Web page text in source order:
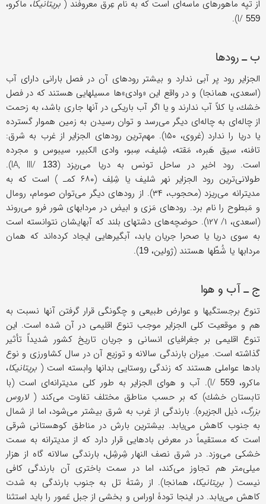
از تپه ماهورهای ماسه‌ای است كه به نام عِرق معروفند ( بریتانیكا، ماكرو،
I/ 559
).
ب ـ رودها
الجزایر رود پر آبی ندارد و بیشتر رودهای آن در فصل بارانی دارای آب
(اسعدی، همانجا) و در واقع این «وادی»ها مسیلهایی هستند كه در فصل
خشك، یا كلاً آب ندارند و یا اگر آب باریكی در آنها جاری باشد، به زحمت
از چاله‌ای به چاله‌ای دیگر می‌رسد و توان رسیدن به زمین هموار گسترده
یا دریا را ندارد (غروی، ۱۵۰). مهم‌ترین رودهای الجزایر از غرب به شرق:
تافنه، سیق هَبره، مَقته، شِلیف، سِبو، وادی الكبیر، سیبوس و مجرده
است. رود اخیر در ساحل تونس به دریا می‌ریزد (IA, III/133
).
طولانی‌ترین رود الجزایر نهر شلیف یا شِلِف (۶۸۰ كمـ ) است كه به
مدیترانه می‌ریزد (محجوب، ۳۴). از رودهای دیگر می‌توان صومام، رومال
و مَبطوح را نام برد. رودهای مَزی و ابیض در مردابهای شور فرو می‌روند
(اسعدی، ۱/ ۱۲۷). حوضچه‌های دشتهای بلند كه آبهایشان نتوانسته است
به سوی دریا یا صحرا جریان یابد، آبگیرهایی ایجاد كرده‌اند كه همان
مردابها یا شُطّها هستند (ژولین، 19
).
ج ـ آب و هوا
تنوع برجستگیها و عوارض طبیعی و چگونگی قرار گرفتن آنها نسبت به
هم و موقعیت كلی الجزایر موجب تنوع اقلیمی در آن شده است. این
تنوع اقلیمی بر جغرافیای انسانی و جریان تاریخ كشور شدیداً تأثیر
گذاشته است. میزان بارندگی سالانه و توزیع آن در سال كشاورزی و نوع
بادها عواملی هستند كه زندگی روستایی بدانها وابسته است ( بریتانیكا،
ماكرو، I/ 559
). آب و هوای الجزایر به طور كلی مدیترانه‌ای است (با
تابستان خشك) كه بر حسب مناطق مختلف تفاوت می‌كند (لاروس
بزرگ، ذیل الجزیره). بارندگی از غرب به شرق بیشتر می‌شود، اما از شمال
به جنوب كاهش می‌یابد. بیشترین بارش در مناطق كوهستانی شرقی
است كه مستقیماً در معرض بادهایی قرار دارد كه از مدیترانه به سمت
خشكی می‌وزد. در شرق نصف النهار شِرشِل، بارندگی سالانه گاه از هزار
میلی‌متر هم تجاوز می‌كند، اما در سمت باختری آن بارندگی كافی
نیست ( بریتانیكا، همانجا). از رشتۀ تل به جنوب بارندگی به شدت
كاهش می‌یابد. در اینجا تودۀ اوراس و بخشی از جبل عَمور را باید استثنا